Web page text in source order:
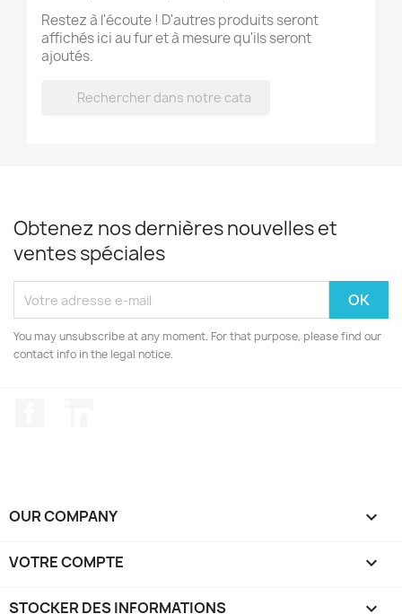
Restez à l'écoute ! D'autres produits seront
affichés ici au fur et à mesure qu'ils seront
ajoutés.
Obtenez nos dernières nouvelles et
ventes spéciales
You may unsubscribe at any moment. For that purpose, please find our
contact info in the legal notice.
OUR COMPANY 
VOTRE COMPTE 
STOCKER DES INFORMATIONS keyboard_arrow_down